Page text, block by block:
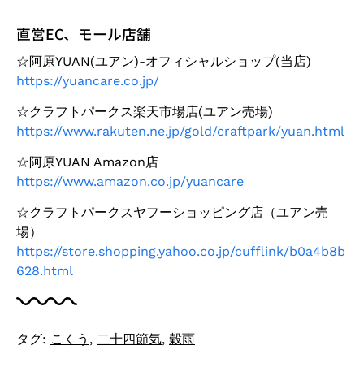
直営EC、モール店舗
☆阿原YUAN(ユアン)-オフィシャルショップ(当店)
https://yuancare.co.jp/
☆クラフトパークス楽天市場店(ユアン売場)
https://www.rakuten.ne.jp/gold/craftpark/yuan.html
☆阿原YUAN Amazon店
https://www.amazon.co.jp/yuancare
☆クラフトパークスヤフーショッピング店（ユアン売
場）
https://store.shopping.yahoo.co.jp/cufflink/b0a4b8b
628.html
タグ: こくう , 二十四節気, 穀雨